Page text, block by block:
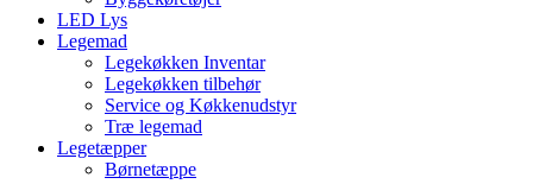
LED Lys
Legemad
Legekøkken Inventar
Legekøkken tilbehør
Service og Køkkenudstyr
Træ legemad
Legetæpper
Børnetæppe